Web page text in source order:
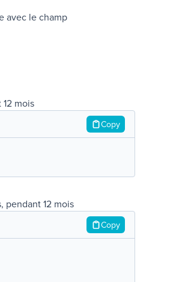
avec le champ
mois
Copy
pendant 12 mois
Copy